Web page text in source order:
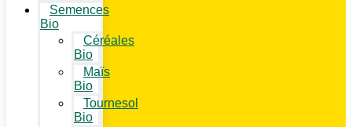
Semences
Bio
Céréales
Bio
Maïs
Bio
Tournesol
Bio